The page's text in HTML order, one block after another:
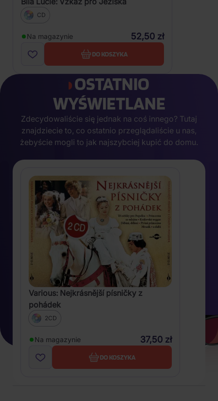
CD
Na magazynie 52,50 zł
DO KOSZYKA
OSTATNIO
WYŚWIETLANE
Zdecydowaliście się jednak na coś innego? Tutaj
znajdziecie to, co ostatnio przeglądaliście u nas,
żebyście mogli to jak najszybciej kupić do domu.
Various: Nejkrásnější písničky z
pohádek
2CD
Na magazynie 37,50 zł
DO KOSZYKA